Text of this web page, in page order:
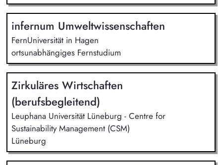
infernum Umweltwissenschaften
FernUniversität in Hagen
ortsunabhängiges Fernstudium
Zirkuläres Wirtschaften
(berufsbegleitend)
Leuphana Universität Lüneburg - Centre for
Sustainability Management (CSM)
Lüneburg